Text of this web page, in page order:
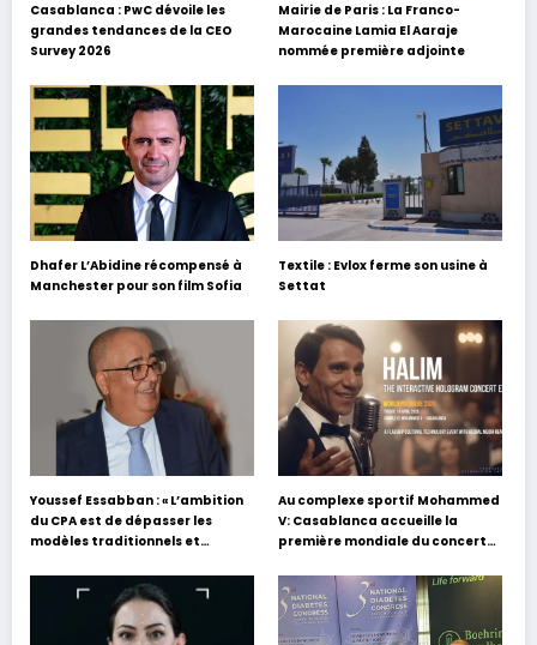
Casablanca : PwC dévoile les
grandes tendances de la CEO
Survey 2026
Mairie de Paris : La Franco-
Marocaine Lamia El Aaraje
nommée première adjointe
Dhafer L’Abidine récompensé à
Manchester pour son film Sofia
Textile : Evlox ferme son usine à
Settat
Youssef Essabban : « L’ambition
du CPA est de dépasser les
modèles traditionnels et
s’appuyant sur le partage des
expériences »
Au complexe sportif Mohammed
V: Casablanca accueille la
première mondiale du concert
Hafez